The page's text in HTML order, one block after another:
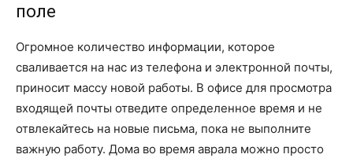
поле
Огромное количество информации, которое
сваливается на нас из телефона и электронной почты,
приносит массу новой работы. В офисе для просмотра
входящей почты отведите определенное время и не
отвлекайтесь на новые письма, пока не выполните
важную работу. Дома во время аврала можно просто